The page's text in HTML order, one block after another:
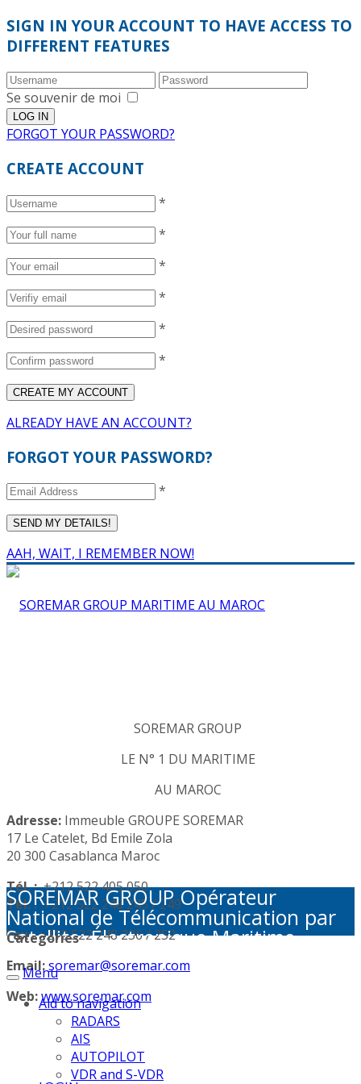
SIGN IN YOUR ACCOUNT TO HAVE ACCESS TO
DIFFERENT FEATURES
Se souvenir de moi
FORGOT YOUR PASSWORD?
CREATE ACCOUNT
*
*
*
*
*
*
ALREADY HAVE AN ACCOUNT?
FORGOT YOUR PASSWORD?
*
AAH, WAIT, I REMEMBER NOW!
SOREMAR GROUP
LE N° 1 DU MARITIME
AU MAROC
Adresse: Immeuble GROUPE SOREMAR
17 Le Catelet, Bd Emile Zola
20 300 Casablanca Maroc
Tél. :+212 522 405 050
Tél. :+212 522 248 245 / 249
Fax :+212 522 248 236 / 252
Email:soremar@soremar.com
Web:www.soremar.com
SOREMAR GROUP Opérateur
National de Télécommunication par
Satellite: Électronique Maritime -
Activités Portuaires - Plaisance et
Sécurité en Mer - Télécommunication
par Satellite - Défense et sécurité -
Géolocalisation - Visioconférence
Categories
Menu
Aid to navigation
RADARS
AIS
AUTOPILOT
VDR and S-VDR